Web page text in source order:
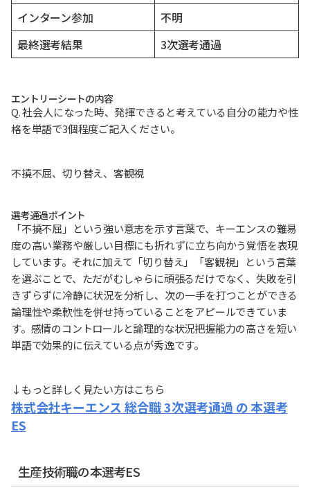
インターン参加
不明
最終選考結果
3次選考通過
エントリーシートの内容
Q. 社会人になった時、発揮できると考えている自分の能力や性
格を単語で3個程度ご記入ください。
不撓不屈、切り替え、客観視
選考通過ポイント
「不撓不屈」という強い意志を示す言葉で、キーエンスの難易
度の高い業務や厳しい目標にも折れずに立ち向かう覚悟を表現
しています。それに加えて「切り替え」「客観視」という言葉
を選ぶことで、ただがむしゃらに頑張るだけでなく、失敗を引
きずらずに冷静に状況を分析し、次の一手を打つことができる
論理性や柔軟性を併せ持っていることをアピールできていま
す。感情のコントロールと論理的な状況把握能力の高さを短い
単語で効果的に伝えている点が秀逸です。
↓もっと詳しく見たい方はこちら
株式会社キーエンス 総合職 3次選考通過 の 本選考
ES
生産技術職の本選考ES